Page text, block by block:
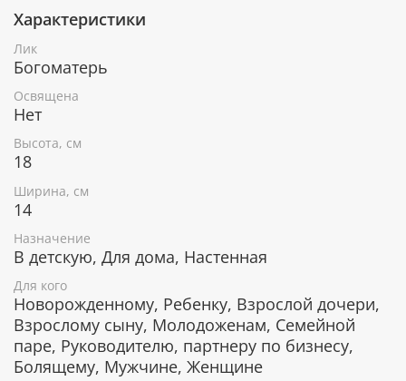
Помогает военным, защищающим свою
Родину, оберегает землю от врагов.
благословляют молодых.
раздоров.
защищает их от несчастий и печалей.
Серебряное покрытие, ценные породы
дерева
Икона покрыта слоем чистого серебра 999 пробы. С
помощью современных технологий изделию
придается особая рельефность и выразительность.
Икона изготовлена из металлической пластины Miro
Silver, нижний слой которой состоит из аллюминия,
а верхний - из серебра.
Характеристики
Лик
Богоматерь
Освящена
Нет
Высота, см
18
Ширина, см
14
Назначение
В детскую, Для дома, Настенная
Для кого
Новорожденному, Ребенку, Взрослой дочери,
Взрослому сыну, Молодоженам, Семейной
паре, Руководителю, партнеру по бизнесу,
Болящему, Мужчине, Женщине